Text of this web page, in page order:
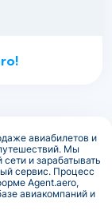
авиабилетов и
Мы
и зарабатывать
сервис. Процесс
Agent.aero,
авиакомпаний и